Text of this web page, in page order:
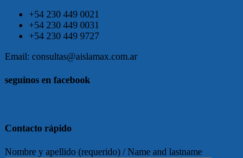
+54 230 449 0021
+54 230 449 0031
+54 230 449 9727
Email: consultas@aislamax.com.ar
seguinos en facebook
Contacto rápido
Nombre y apellido (requerido) / Name and lastname